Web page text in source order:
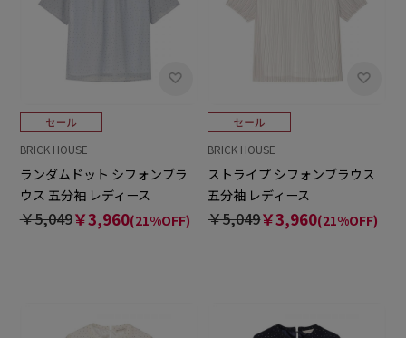
BRICK HOUSE
ランダムドット シフォンブラ
ウス 五分袖 レディース
￥5,049￥3,960(21%OFF)
BRICK HOUSE
ストライプ シフォンブラウス
五分袖 レディース
￥5,049￥3,960(21%OFF)